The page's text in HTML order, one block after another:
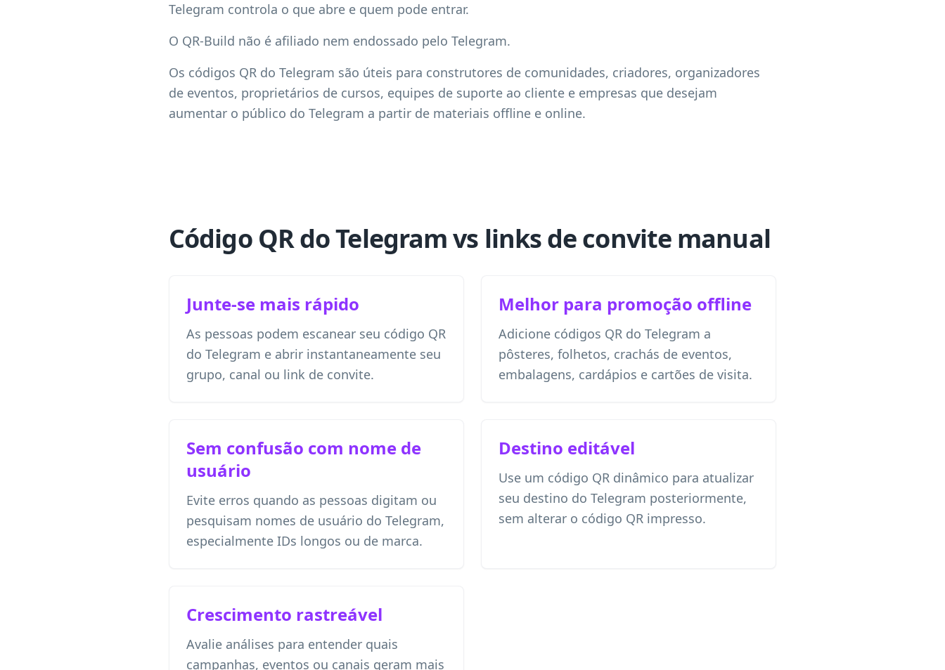
Telegram controla o que abre e quem pode entrar.
O QR-Build não é afiliado nem endossado pelo Telegram.
Os códigos QR do Telegram são úteis para construtores de comunidades, criadores, organizadores
de eventos, proprietários de cursos, equipes de suporte ao cliente e empresas que desejam
aumentar o público do Telegram a partir de materiais offline e online.
Código QR do Telegram vs links de convite manual
Junte-se mais rápido
As pessoas podem escanear seu código QR
do Telegram e abrir instantaneamente seu
grupo, canal ou link de convite.
Melhor para promoção offline
Adicione códigos QR do Telegram a
pôsteres, folhetos, crachás de eventos,
embalagens, cardápios e cartões de visita.
Sem confusão com nome de
usuário
Evite erros quando as pessoas digitam ou
pesquisam nomes de usuário do Telegram,
especialmente IDs longos ou de marca.
Destino editável
Use um código QR dinâmico para atualizar
seu destino do Telegram posteriormente,
sem alterar o código QR impresso.
Crescimento rastreável
Avalie análises para entender quais
campanhas, eventos ou canais geram mais